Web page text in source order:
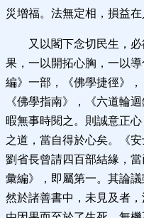
災增福。法無定相，損益在
又以閣下念切民生，
果，一以開拓心胸，一以
編》一部，《佛學捷徑》
《佛學指南》，《六道輪
暇無事時閱之。則誠意正
之道，當自得於心矣。《
劉省長曾請四百部結緣，
彙編》，即屬第一。其論
然於諸善書中，未見及者